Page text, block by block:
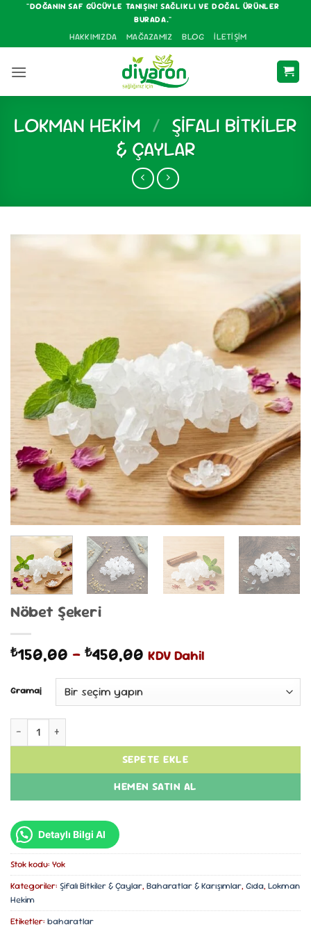
İçeriğe"DOĞANIN SAF GÜCÜYLE TANIŞIN! SAĞLIKLI VE DOĞAL ÜRÜNLER
BURADA."
HAKKIMIZDA MAĞAZAMIZ BLOG İLETIŞIM
LOKMAN HEKIM / ŞIFALI BITKILER
& ÇAYLAR
Nöbet Şekeri
₺150,00 – ₺450,00 Fiyat
-
KDV Dahil
Gramaj
Nöbet Şekeri adet
SEPETE EKLE
HEMEN SATIN AL
Detaylı Bilgi Al
Stok kodu: Yok
Kategoriler: Şifalı Bitkiler & Çaylar, Baharatlar & Karışımlar, Gıda, Lokman
Hekim
Etiketler: baharatlar